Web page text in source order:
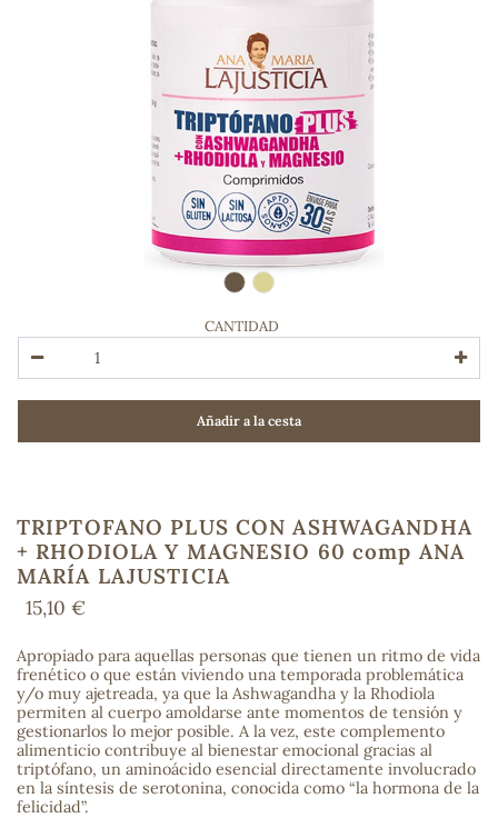
CANTIDAD
Añadir a la cesta
TRIPTOFANO PLUS CON ASHWAGANDHA
+ RHODIOLA Y MAGNESIO 60 comp ANA
MARÍA LAJUSTICIA
15,10 €
Apropiado para aquellas personas que tienen un ritmo de vida
frenético o que están viviendo una temporada problemática
y/o muy ajetreada, ya que la Ashwagandha y la Rhodiola
permiten al cuerpo amoldarse ante momentos de tensión y
gestionarlos lo mejor posible. A la vez, este complemento
alimenticio contribuye al bienestar emocional gracias al
triptófano, un aminoácido esencial directamente involucrado
en la síntesis de serotonina, conocida como “la hormona de la
felicidad”.